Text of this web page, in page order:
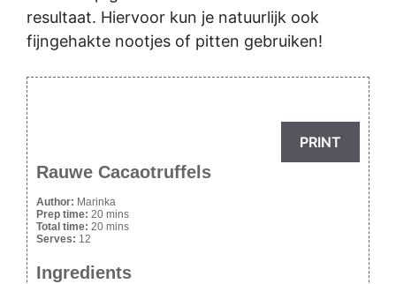
resultaat. Hiervoor kun je natuurlijk ook
fijngehakte nootjes of pitten gebruiken!
PRINT
Rauwe Cacaotruffels
Author: Marinka
Prep time: 20 mins
Total time: 20 mins
Serves: 12
Ingredients